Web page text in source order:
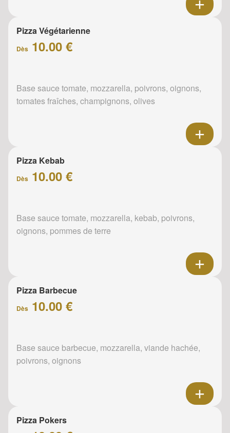
Pizza Végétarienne
Dès 10.00 €
Base sauce tomate, mozzarella, poivrons, oignons,
tomates fraîches, champignons, olives
Pizza Kebab
Dès 10.00 €
Base sauce tomate, mozzarella, kebab, poivrons,
oignons, pommes de terre
Pizza Barbecue
Dès 10.00 €
Base sauce barbecue, mozzarella, viande hachée,
poivrons, oignons
Pizza Pokers